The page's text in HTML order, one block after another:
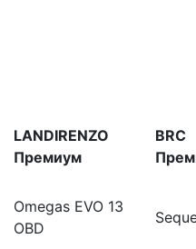
LANDIRENZO
Премиум
BRC
Omegas EVO 13
OBD